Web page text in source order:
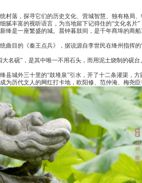
村落，探寻它们的历史文化、营城智慧、独有格局
丰富的视听语言，为当地留下记得住的“文化名片”
是一座繁盛的城。晨钟暮鼓间，是千年商埠的商
目的《秦王点兵》，据说源自李世民在绛州指挥
名砚”，是其中唯一不用石头，而用泥土烧制的砚
城外三十里的“鼓堆泉”引水，开了十二条灌渠，
历代文人的网红打卡地，欧阳修、范仲淹、梅尧臣